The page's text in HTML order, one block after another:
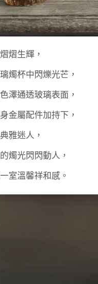
熠生輝，
燭杯中閃爍光芒，
澤通透玻璃表面，
金屬配件加持下，
雅迷人，
燭光閃閃動人，
室溫馨祥和感。